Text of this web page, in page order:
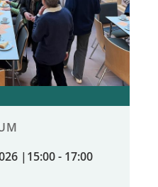
| 15:00 - 17:00